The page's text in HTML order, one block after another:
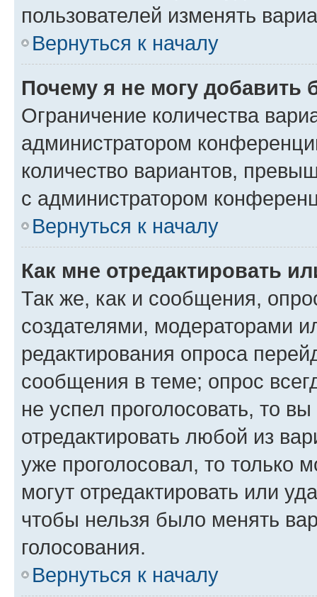
пользователей изменять
Вернуться к началу
Почему я не могу добавить
Ограничение количества
администратором
количество вариантов,
с администратором
Вернуться к началу
Как мне отредактировать
Так же, как и сообщения,
создателями, модераторами
редактирования опроса
сообщения в теме; опрос
не успел проголосовать, то
отредактировать любой из
уже проголосовал, то только
могут отредактировать или
чтобы нельзя было менять
голосования.
Вернуться к началу